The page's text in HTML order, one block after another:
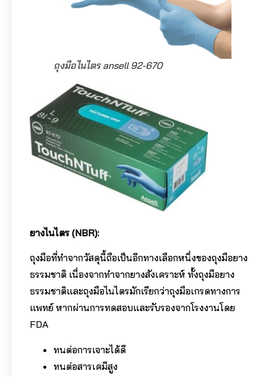
ถุงมือไนไตร ansell 92-670
ยางไนไตร (NBR):
ถุงมือที่ทำจากวัสดุนี้ถือเป็นอีกทางเลือกหนึ่งของถุงมือยาง
ธรรมชาติ เนื่องจากทำจากยางสังเคราะห์ ทั้งถุงมือยาง
ธรรมชาติและถุงมือไนไตรมักเรียกว่าถุงมือเกรดทางการ
แพทย์ หากผ่านการทดสอบและรับรองจากโรงงานโดย
FDA
ทนต่อการเจาะได้ดี
ทนต่อสารเคมีสูง